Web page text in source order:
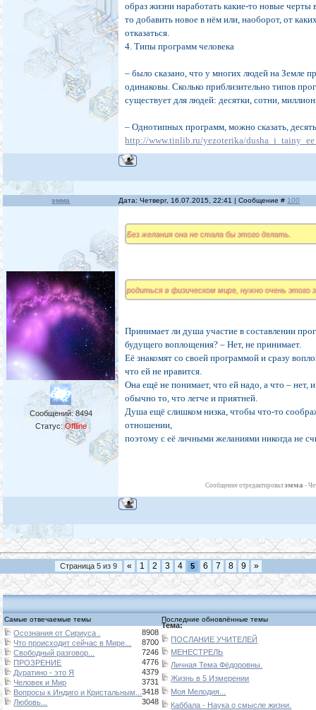
образ жизни наработать какие-то новые черты
то добавить новое в нём или, наоборот, от
отказаться.
4. Типы программ человека
– было сказано, что у многих людей на Земле
одинаковы. Сколько приблизительно типов
существует для людей: десятки, сотни,
– Однотипных программ, можно сказать,
http://www.tinlib.ru/yezoterika/
эмма Дата: Четверг, 16.07.2015, 22:41 | Сообщение # 100
Сообщений:8494
Статус:Offline
Без желания она не стала бы этого делать.
родиться в физическом мире, нужно очень этого
Принимает ли душа участие в составлении
будущего воплощения? – Нет, не принимает.
Её знакомят со своей программой и сразу
что ей не нравится.
Она ещё не понимает, что ей надо, а что – нет,
обычно то, что легче и приятней.
Душа ещё слишком низка, чтобы что-то
отношении,
поэтому с её личными желаниями никогда не
Сообщение отредактировалэмма -
Страница 5из 9 « 1 2 3 4 5 6 7 8 9 »
Самые отвечаемые темы Последние обновлённые темы
Осознания от Сириуса .
8908
Что происходит сейчас в Мире...
8700
Свободный разговор...
7246
ПРОЗРЕНИЕ
4776
Дуратино - это Я
4379
Человек и Мир
3731
Вопросы к Индиго и Кристальным...3418
Любовь...
3048
Тема:
ПОСЛАНИЕ УЧИТЕЛЕЙ
МЕНЕСТРЕЛЬ
Личная Тема Фёдоровны.
Жизнь в 5 Измерении
Моя Мелодия...
Каббала - Наука о смысле жизни.